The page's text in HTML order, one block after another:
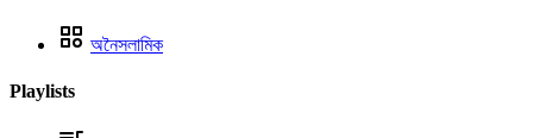
অনৈসলামিক
Playlists